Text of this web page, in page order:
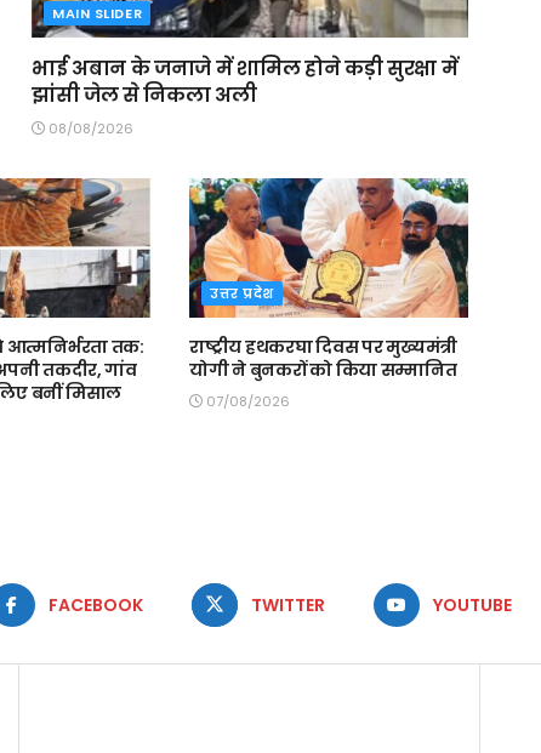
MAIN SLIDER
भाई अबान के जनाजे में शामिल होने कड़ी सुरक्षा में
झांसी जेल से निकला अली
08/08/2026
तक:
तकदीर, गांव
बनीं मिसाल
उत्तर प्रदेश
राष्ट्रीय हथकरघा दिवस पर मुख्यमंत्री
योगी ने बुनकरों को किया सम्मानित
07/08/2026
FACEBOOK TWITTER YOUTUBE